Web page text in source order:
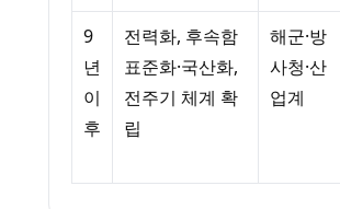
9
년
이
후
전력화, 후속함
표준화·국산화,
전주기 체계 확
립
해군·방
사청·산
업계